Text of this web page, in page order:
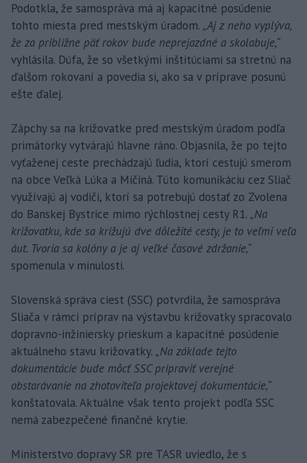
Podotkla, že samospráva má aj kapacitné posúdenie
tohto miesta pred mestským úradom. „Aj z neho vyplýva,
že za približne päť rokov bude neprejazdné a skolabuje,“
vyhlásila. Dúfa, že so všetkými inštitúciami sa stretnú na
ďalšom rokovaní a povedia si, ako sa v príprave posunú
ešte ďalej.
Zápchy sa na križovatke pred mestským úradom podľa
primátorky vytvárajú hlavne ráno. Objasnila, že po tejto
vyťaženej ceste prechádzajú ľudia, ktorí cestujú smerom
na obce Veľká Lúka a Mičiná. Túto komunikáciu cez Sliač
využívajú aj vodiči, ktorí sa potrebujú dostať zo Zvolena
do Banskej Bystrice mimo rýchlostnej cesty R1. „Na
križovatku, kde sa križujú dve dôležité cesty, je to veľmi veľa
áut. Tvoria sa kolóny a je aj veľké časové zdržanie,“
spomenula v minulosti.
Slovenská správa ciest (SSC) potvrdila, že samospráva
Sliača v rámci príprav na výstavbu križovatky spracovalo
dopravno-inžiniersky prieskum a kapacitné posúdenie
aktuálneho stavu križovatky. „Na základe tejto
dokumentácie bude môcť SSC pripraviť verejné
obstarávanie na zhotoviteľa projektovej dokumentácie,“
konštatovala. Aktuálne však tento projekt podľa SSC
nemá zabezpečené finančné krytie.
Ministerstvo dopravy SR pre TASR uviedlo, že s